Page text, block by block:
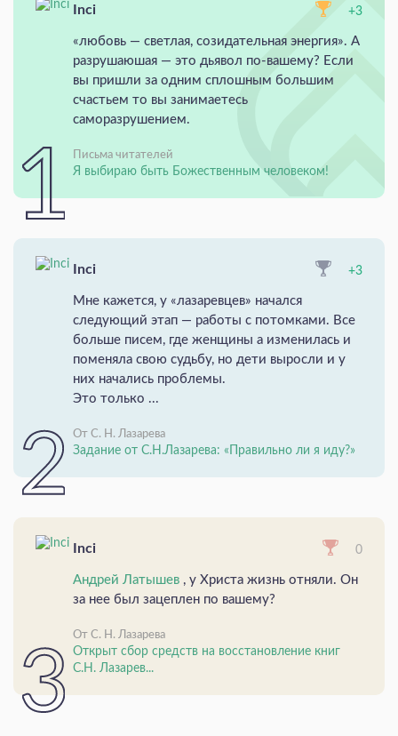
Inci +3
«любовь — светлая, созидательная энергия». А
разрушаюшая — это дьявол по-вашему? Если
вы пришли за одним сплошным большим
счастьем то вы занимаетесь
саморазрушением.
Письма читателей
Я выбираю быть Божественным человеком!
Inci +3
Мне кажется, у «лазаревцев» начался
следующий этап — работы с потомками. Все
больше писем, где женщины а изменилась и
поменяла свою судьбу, но дети выросли и у
них начались проблемы.
Это только ...
От С. Н. Лазарева
Задание от С.Н.Лазарева: «Правильно ли я иду?»
Inci 0
Андрей Латышев , у Христа жизнь отняли. Он
за нее был зацеплен по вашему?
От С. Н. Лазарева
Открыт сбор средств на восстановление книг
С.Н. Лазарев...